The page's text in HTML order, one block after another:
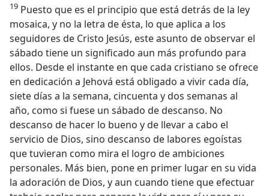
19 Puesto que es el principio que está detrás de la ley
mosaica, y no la letra de ésta, lo que aplica a los
seguidores de Cristo Jesús, este asunto de observar el
sábado tiene un significado aun más profundo para
ellos. Desde el instante en que cada cristiano se ofrece
en dedicación a Jehová está obligado a vivir cada día,
siete días a la semana, cincuenta y dos semanas al
año, como si fuese un sábado de descanso. No
descanso de hacer lo bueno y de llevar a cabo el
servicio de Dios, sino descanso de labores egoístas
que tuvieran como mira el logro de ambiciones
personales. Más bien, pone en primer lugar en su vida
la adoración de Dios, y aun cuando tiene que efectuar